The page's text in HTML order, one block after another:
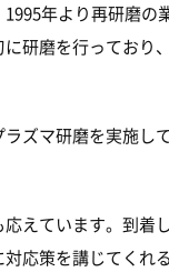
年より再研磨
研磨を行っており
ズマ研磨を実施し
えています。到着
応策を講じてくれる